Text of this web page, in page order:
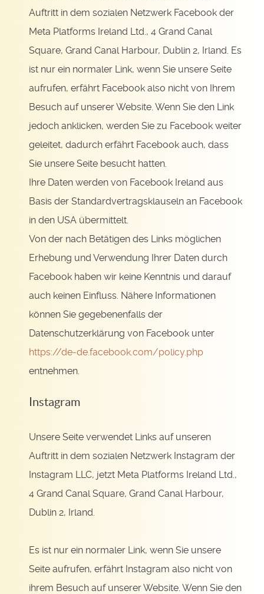
Auftritt in dem sozialen Netzwerk Facebook der
Meta Platforms Ireland Ltd., 4 Grand Canal
Square, Grand Canal Harbour, Dublin 2, Irland. Es
ist nur ein normaler Link, wenn Sie unsere Seite
aufrufen, erfährt Facebook also nicht von Ihrem
Besuch auf unserer Website. Wenn Sie den Link
jedoch anklicken, werden Sie zu Facebook weiter
geleitet, dadurch erfährt Facebook auch, dass
Sie unsere Seite besucht hatten.
Ihre Daten werden von Facebook Ireland aus
Basis der Standardvertragsklauseln an Facebook
in den USA übermittelt.
Von der nach Betätigen des Links möglichen
Erhebung und Verwendung Ihrer Daten durch
Facebook haben wir keine Kenntnis und darauf
auch keinen Einfluss. Nähere Informationen
können Sie gegebenenfalls der
Datenschutzerklärung von Facebook unter
https://de-de.facebook.com/policy.php
entnehmen.
Instagram
Unsere Seite verwendet Links auf unseren
Auftritt in dem sozialen Netzwerk Instagram der
Instagram LLC, jetzt Meta Platforms Ireland Ltd.,
4 Grand Canal Square, Grand Canal Harbour,
Dublin 2, Irland.
Es ist nur ein normaler Link, wenn Sie unsere
Seite aufrufen, erfährt Instagram also nicht von
ihrem Besuch auf unserer Website. Wenn Sie den